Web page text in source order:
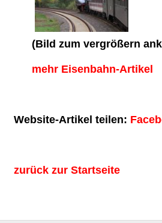
(Bild zum vergrößern
mehr Eisenbahn-Artikel
Website-Artikel teilen:
zurück zur Startseite